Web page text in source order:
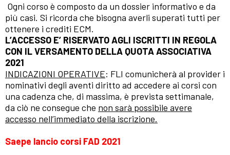
Ogni corso è composto da un dossier informativo e da
più casi. Si ricorda che bisogna averli superati tutti per
ottenere i crediti ECM.
L’ACCESSO E’ RISERVATO AGLI ISCRITTI IN REGOLA
CON IL VERSAMENTO DELLA QUOTA ASSOCIATIVA
2021
INDICAZIONI OPERATIVE: FLI comunicherà al provider i
nominativi degli aventi diritto ad accedere ai corsi con
una cadenza che, di massima, è prevista settimanale,
da ciò ne consegue che non sarà possibile avere
accesso nell’immediato della iscrizione.
Saepe lancio corsi FAD 2021